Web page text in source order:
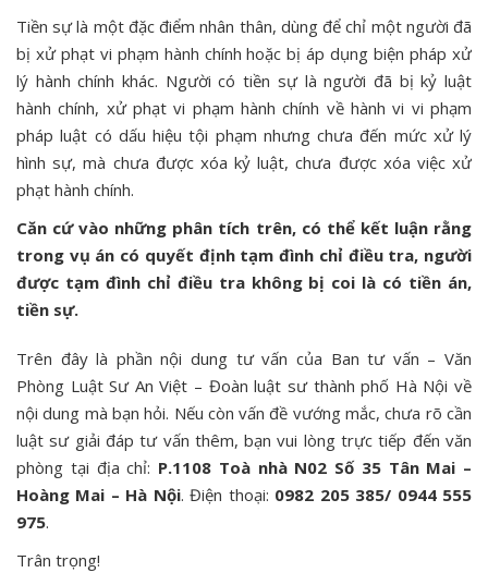
Tiền sự là một đặc điểm nhân thân, dùng để chỉ một người đã
bị xử phạt vi phạm hành chính hoặc bị áp dụng biện pháp xử
lý hành chính khác. Người có tiền sự là người đã bị kỷ luật
hành chính, xử phạt vi phạm hành chính về hành vi vi phạm
pháp luật có dấu hiệu tội phạm nhưng chưa đến mức xử lý
hình sự, mà chưa được xóa kỷ luật, chưa được xóa việc xử
phạt hành chính.
Căn cứ vào những phân tích trên, có thể kết luận rằng
trong vụ án có quyết địnhtạm đình chỉ điều tra, người
được tạmđình chỉ điều tra không bị coi là có tiền án,
tiền sự.
Trên đây là phần nội dung tư vấn của Ban tư vấn – Văn
Phòng Luật Sư An Việt – Đoàn luật sư thành phố Hà Nội về
nội dung mà bạn hỏi. Nếu còn vấn đề vướng mắc, chưa rõ cần
luật sư giải đáp tư vấn thêm, bạn vui lòng trực tiếp đến văn
phòng tại địa chỉ: P.1108 Toà nhà N02 Số 35 Tân Mai –
Hoàng Mai – Hà Nội. Điện thoại: 0982 205 385/ 0944 555
975.
Trân trọng!